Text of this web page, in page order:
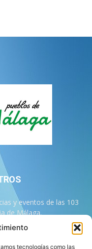
tecnologías como las
y eventos de las 103
de Málaga.